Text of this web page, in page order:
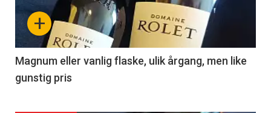
nå
3
+
Magnum eller vanlig flaske, ulik årgang, men like
gunstig pris